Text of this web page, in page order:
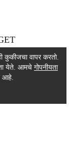
कुकीजचा वापर करतो.
येते. आमचे गोपनीयता
आहे.